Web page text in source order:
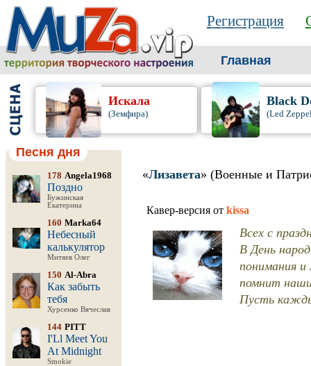
Регистрация
Главная
Искала
(Земфира)
Black
(Led
Песня дня
178 Angela1968
Поздно
Бужинская
Екатерина
160 Marka64
Небесный
калькулятор
Митяев Олег
150 Al-Abra
Как забыть
тебя
Хурсенко Вячеслав
144 PITT
I'Ll Meet You
At Midnight
Smokie
«Лизавета» (Военные и
Кавер-версия от kissa
Всех с
В День
понимания
помнит
Пусть